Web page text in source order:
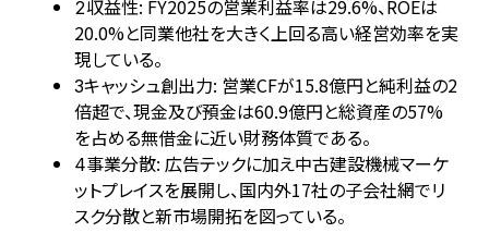
2収益性: FY2025の営業利益率は29.6%、ROEは
20.0%と同業他社を大きく上回る高い経営効率を実
現している。
3キャッシュ創出力: 営業CFが15.8億円と純利益の2
倍超で、現金及び預金は60.9億円と総資産の57%
を占める無借金に近い財務体質である。
4事業分散: 広告テックに加え中古建設機械マーケ
ットプレイスを展開し、国内外17社の子会社網でリ
スク分散と新市場開拓を図っている。